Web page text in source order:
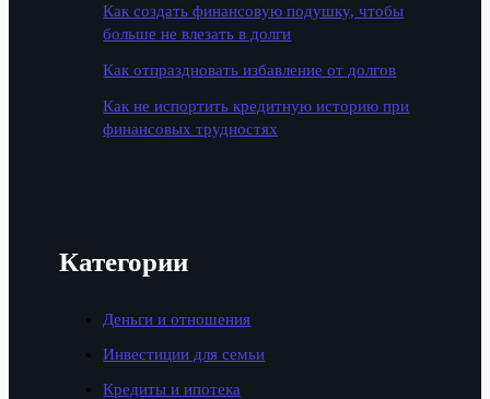
Как создать финансовую подушку, чтобы
больше не влезать в долги
Как отпраздновать избавление от долгов
Как не испортить кредитную историю при
финансовых трудностях
Категории
Деньги и отношения
Инвестиции для семьи
Кредиты и ипотека